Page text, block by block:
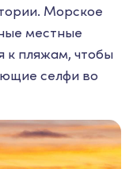
Морское
местные
к пляжам, чтобы
селфи во